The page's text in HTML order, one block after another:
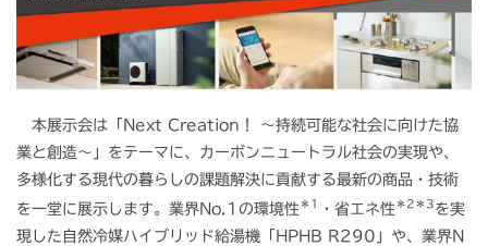
本展示会は「 Next Creation ！ ～持続可能な社会に向けた協
業と創造～」をテーマに、カーボンニュートラル社会の実現や、
多様化する現代の暮らしの課題解決に貢献する最新の商品・技術
を一堂に展示します。業界No.1 の環境性 ＊ 1 ・省エネ性 ＊ 2＊3 を実
現した自然冷媒ハイブリッド給湯機「 HPHB R290 」や、業界N